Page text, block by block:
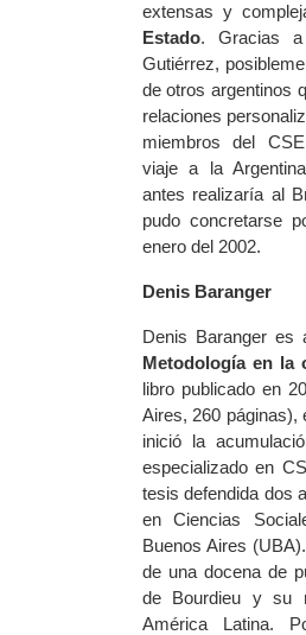
extensas y
Estado. Gracias a
Gutiérrez,
de otros argentinos
relaciones
miembros del
viaje a la
antes realizaría al
pudo concretarse
enero del 2002.
Denis Baranger
Denis Baranger es
Metodología en la
libro publicado en
Aires, 260 páginas),
inició la
especializado en
tesis defendida dos
en Ciencias
Buenos Aires
de una docena de
de Bourdieu y su
América Latina.